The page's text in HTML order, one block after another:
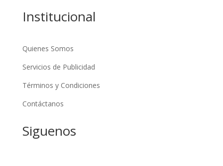
Institucional
Quienes Somos
Servicios de Publicidad
Términos y Condiciones
Contáctanos
Siguenos